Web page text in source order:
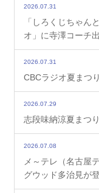
2026.07.29 ７月杯
2026.08.03
2026.07.31
「しろくじちゃん
オ」に寺澤コーチ
2026.07.31
CBCラジオ夏まつ
2026.07.29
志段味納涼夏まつ
2026.07.08
メ～テレ（名古屋
グウッド多治見が